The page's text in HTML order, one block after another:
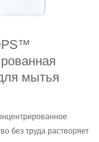
мытья
без труда растворяет